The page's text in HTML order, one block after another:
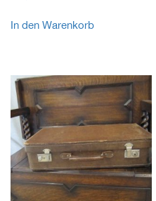
In den Warenkorb